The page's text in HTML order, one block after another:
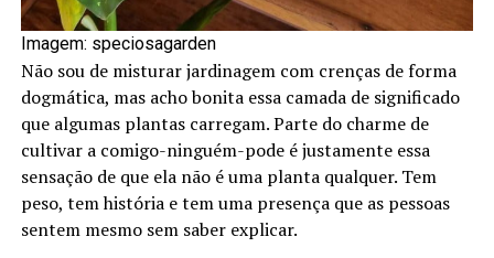
Imagem: speciosagarden
Não sou de misturar jardinagem com crenças de forma
dogmática, mas acho bonita essa camada de significado
que algumas plantas carregam. Parte do charme de
cultivar a comigo-ninguém-pode é justamente essa
sensação de que ela não é uma planta qualquer. Tem
peso, tem história e tem uma presença que as pessoas
sentem mesmo sem saber explicar.